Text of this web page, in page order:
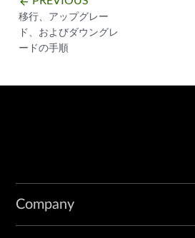
移行、アップグレー
ド、およびダウングレ
ードの手順
Company